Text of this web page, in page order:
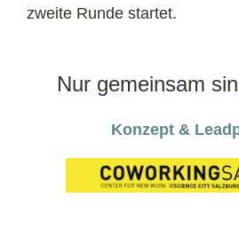
zweite Runde startet.
Nur gemeinsam
Konzept &